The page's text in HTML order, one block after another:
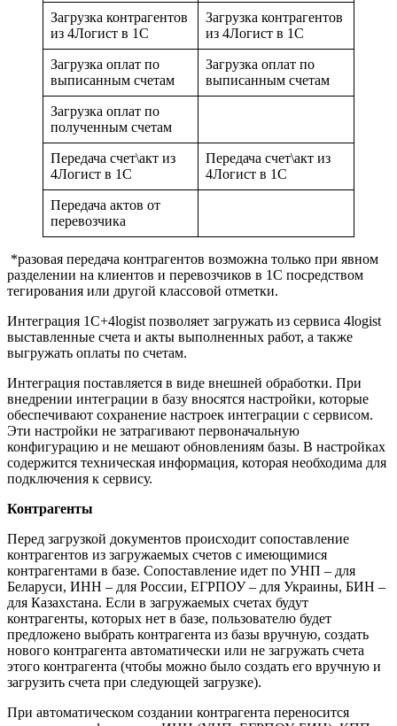
Загрузка контрагентов
из 4Логист в 1С
Загрузка контрагентов
из 4Логист в 1С
Загрузка оплат по
выписанным счетам
Загрузка оплат по
выписанным счетам
Загрузка оплат по
полученным счетам
Передача счет\акт из
4Логист в 1С
Передача счет\акт из
4Логист в 1С
Передача актов от
перевозчика
*разовая передача контрагентов возможна только при явном
разделении на клиентов и перевозчиков в 1С посредством
тегирования или другой классовой отметки.
Интеграция 1С+4logist позволяет загружать из сервиса 4logist
выставленные счета и акты выполненных работ, а также
выгружать оплаты по счетам.
Интеграция поставляется в виде внешней обработки. При
внедрении интеграции в базу вносятся настройки, которые
обеспечивают сохранение настроек интеграции с сервисом.
Эти настройки не затрагивают первоначальную
конфигурацию и не мешают обновлениям базы. В настройках
содержится техническая информация, которая необходима для
подключения к сервису.
Контрагенты
Перед загрузкой документов происходит сопоставление
контрагентов из загружаемых счетов с имеющимися
контрагентами в базе. Сопоставление идет по УНП – для
Беларуси, ИНН – для России, ЕГРПОУ – для Украины, БИН –
для Казахстана. Если в загружаемых счетах будут
контрагенты, которых нет в базе, пользователю будет
предложено выбрать контрагента из базы вручную, создать
нового контрагента автоматически или не загружать счета
этого контрагента (чтобы можно было создать его вручную и
загрузить счета при следующей загрузке).
При автоматическом создании контрагента переносится